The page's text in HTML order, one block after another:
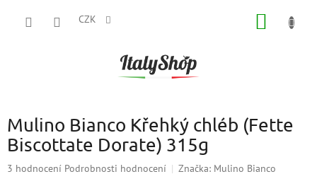
CZK
Mulino Bianco Křehký chléb (Fette
Biscottate Dorate) 315g
Průměrné
3 hodnocení Podrobnosti hodnocení Značka: Mulino Bianco